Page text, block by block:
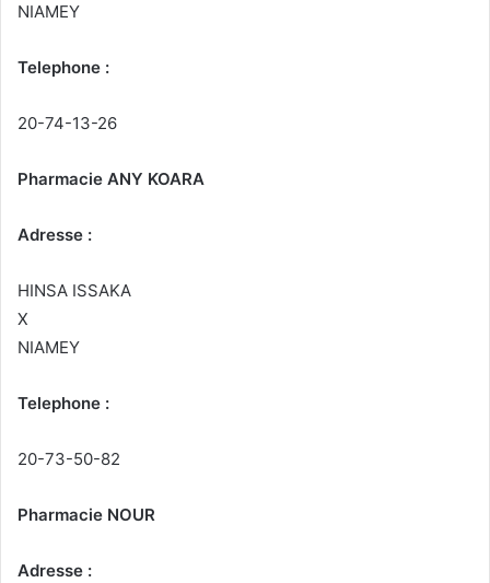
NIAMEY
Telephone :
20-74-13-26
Pharmacie ANY KOARA
Adresse :
HINSA ISSAKA
X
NIAMEY
Telephone :
20-73-50-82
Pharmacie NOUR
Adresse :